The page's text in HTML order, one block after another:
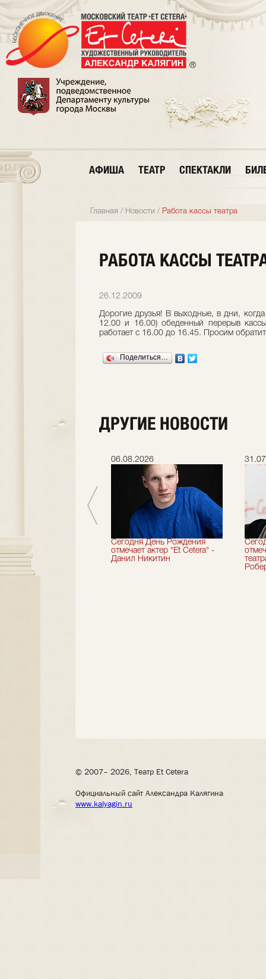
АФИША ТЕАТР СПЕКТАКЛИ
Главная / Новости / Работа кассы театра
РАБОТА КАССЫ
26.12.2009
Дорогие друзья! В выходные, в дни, когда
12.00 и 16.00) обеденный перерыв
работает с 16.00 до 16.45. Просим
Поделиться…
ДРУГИЕ НОВОСТИ
сезон!
06.08.2026
Сегодня День Рождения
отмечает актер "Et Cetera" -
Данил Никитин
© 2007– 2026, Театр Et Cetera
Официальный сайт Александра Калягина
www.kalyagin.ru